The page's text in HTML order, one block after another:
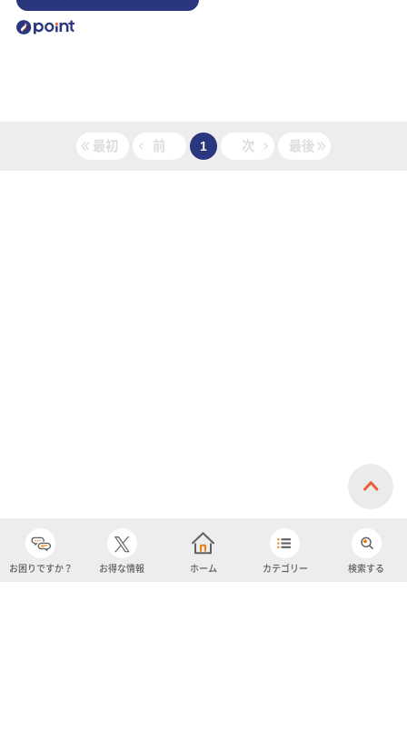
最初 前 1 次 最後
お困りですか？ お得な情報 ホーム カテゴリー 検索する